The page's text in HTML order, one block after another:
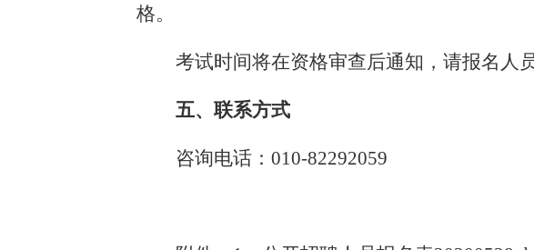
格。
考试时间将在资格审查后通知，请报名人
五、联系方式
咨询电话： 010-82292059